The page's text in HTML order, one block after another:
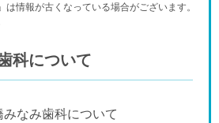
- - -
- -
- -
情報が古くなっている場合がございます。
科について